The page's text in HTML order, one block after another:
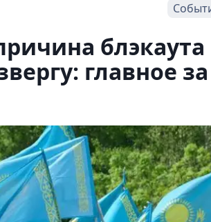
блэкаута
главное за